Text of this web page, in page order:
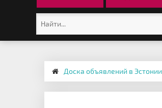
Доска объявлений в Эстонии